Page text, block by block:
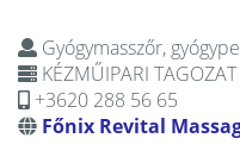
Gyógymasszőr,
KÉZMŰIPARI TAGOZAT
+3620 288 56 65
Főnix Revital